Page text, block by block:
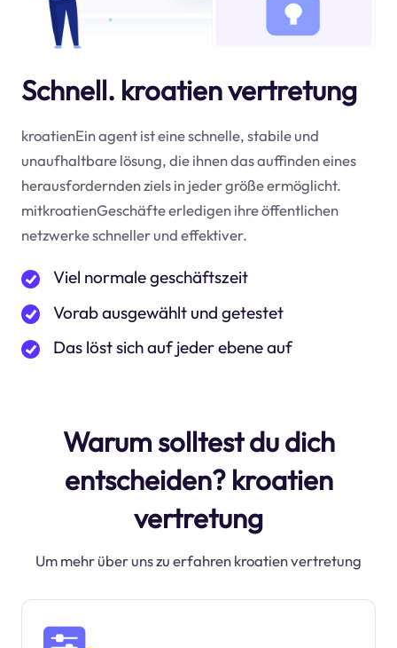
Schnell. kroatien vertretung
kroatienEin agent ist eine schnelle, stabile und
unaufhaltbare lösung, die ihnen das auffinden eines
herausfordernden ziels in jeder größe ermöglicht.
mitkroatienGeschäfte erledigen ihre öffentlichen
netzwerke schneller und effektiver.
Viel normale geschäftszeit
Vorab ausgewählt und getestet
Das löst sich auf jeder ebene auf
Warum solltest du dich
entscheiden? kroatien
vertretung
Um mehr über uns zu erfahren kroatien vertretung